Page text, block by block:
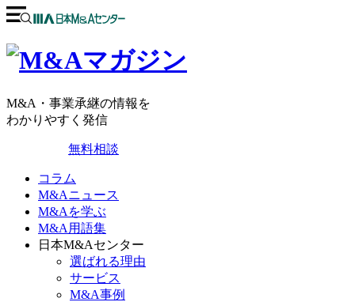
M&A・事業承継の情報を
わかりやすく発信
無料相談
コラム
M&Aニュース
M&Aを学ぶ
M&A用語集
日本M&Aセンター
選ばれる理由
サービス
M&A事例